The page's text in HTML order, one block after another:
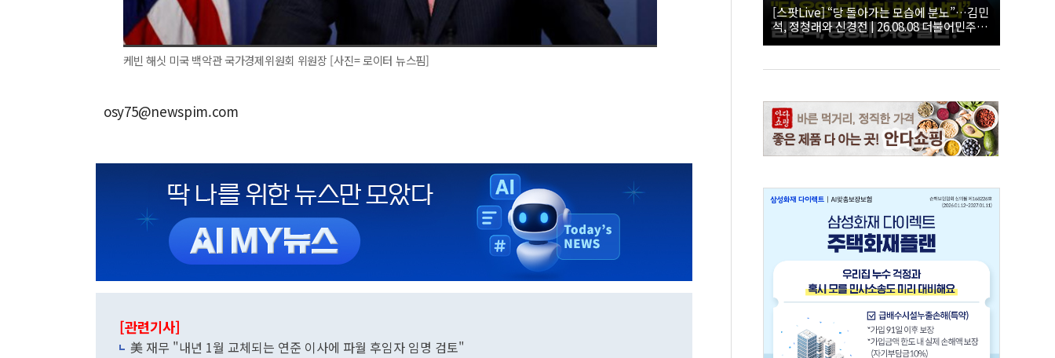
케빈 해싯 미국 백악관 국가경제위원회 위원장 [사진= 로이터 뉴스핌]
osy75@newspim.com
[관련기사]
美 재무 "내년 1월 교체되는 연준 이사에 파월 후임자 임명 검토"
[스팟Live] “당 돌아가는 모습에 분노”…김민
석, 정청래와 신경전 | 26.08.08 더불어민주당
당대표·최고위원 후보 제주 합동연설회